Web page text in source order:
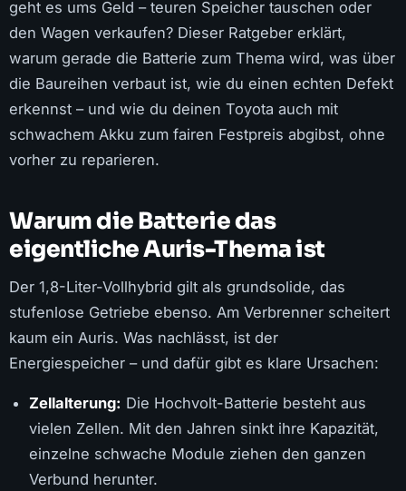
geht es ums Geld – teuren Speicher tauschen oder
den Wagen verkaufen? Dieser Ratgeber erklärt,
warum gerade die Batterie zum Thema wird, was über
die Baureihen verbaut ist, wie du einen echten Defekt
erkennst – und wie du deinen Toyota auch mit
schwachem Akku zum fairen Festpreis abgibst, ohne
vorher zu reparieren.
Warum die Batterie das
eigentliche Auris-Thema ist
Der 1,8-Liter-Vollhybrid gilt als grundsolide, das
stufenlose Getriebe ebenso. Am Verbrenner scheitert
kaum ein Auris. Was nachlässt, ist der
Energiespeicher – und dafür gibt es klare Ursachen:
Zellalterung: Die Hochvolt-Batterie besteht aus
vielen Zellen. Mit den Jahren sinkt ihre Kapazität,
einzelne schwache Module ziehen den ganzen
Verbund herunter.